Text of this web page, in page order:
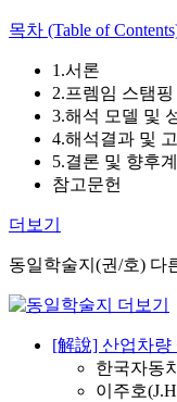
목차 (Table of
1.서론
2.프렘임 스탬핑
3.해석 모델 및
4.해석결과 및
5.결론 및 향후
참고문헌
더보기
동일학술지(권/호) 다
[解說] 산업차량
한국자동
이주호